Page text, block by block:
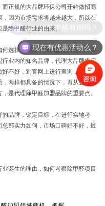
正规的大品牌环保公司开始做招商
因为市场需求将越来越大，所以在
除甲醛行业的由来。
选择正规除甲醛加盟品牌是非常关
业内的知名品牌，代理大品牌肯定
不好，到官网上进行查询，是否属
两样都具备的情况下，再从公司产
是代理除甲醛加盟品牌的重要点。
品牌，锁定目标，在进行实地考
部实力如何，市场口碑好不好，最
诞生的理由，如何考察除甲醛项目
现在有优惠活动么？
光触媒除甲醛有用吗？